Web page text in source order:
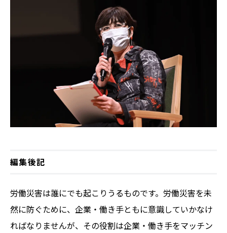
編集後記
労働災害は誰にでも起こりうるものです。労働災害を未
然に防ぐために、企業・働き手ともに意識していかなけ
ればなりませんが、その役割は企業・働き手をマッチン